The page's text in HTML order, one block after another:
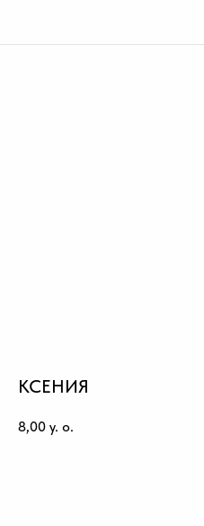
КСЕНИЯ
8,00 y. o.